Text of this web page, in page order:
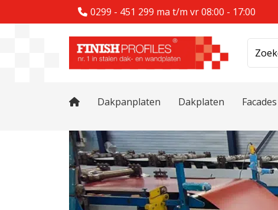
0299 - 451 299 ma t/m vr 08:00 - 17:00
Dakpanplaten Dakplaten Facades